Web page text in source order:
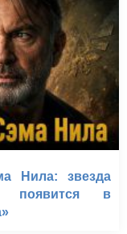
Нила: звезда
появится в